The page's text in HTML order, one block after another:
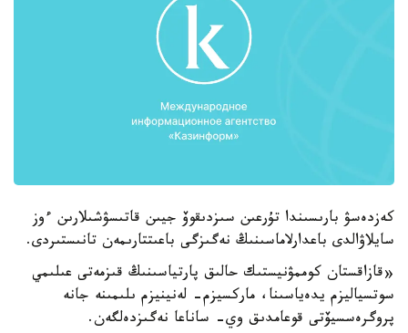
كەزدەسۋ بارىسىندا تۇرعىن سىزدىقوۆ جيىن قاتىسۋشىلارىن ءوز
سايلاۋالدى باعدارلاماسىنىڭ نەگىزگى باعىتتارىمەن تانىستىردى.
«قازاقستان كوممۋنيستىك حالىق پارتياسىنىڭ قىزمەتى عىلىمي
سوتسياليزم يدەياسىنا، ماركسيزم- لەنينيزم ىلىمىنە جانە
پروگرەسسيۆتى قوعامدىق وي- ساناعا نەگىزدەلگەن.